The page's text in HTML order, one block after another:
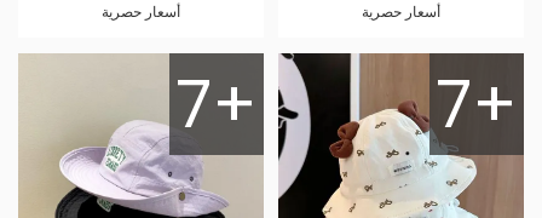
أسعار حصرية أسعار حصرية
7+
7+